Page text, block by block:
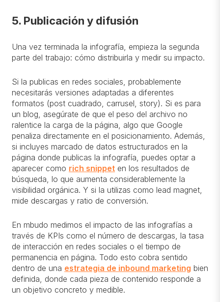
5. Publicación y difusión
Una vez terminada la infografía, empieza la segunda
parte del trabajo: cómo distribuirla y medir su impacto.
Si la publicas en redes sociales, probablemente
necesitarás versiones adaptadas a diferentes
formatos (post cuadrado, carrusel, story). Si es para
un blog, asegúrate de que el peso del archivo no
ralentice la carga de la página, algo que Google
penaliza directamente en el posicionamiento. Además,
si incluyes marcado de datos estructurados en la
página donde publicas la infografía, puedes optar a
aparecer como rich snippet en los resultados de
búsqueda, lo que aumenta considerablemente la
visibilidad orgánica. Y si la utilizas como lead magnet,
mide descargas y ratio de conversión.
En mbudo medimos el impacto de las infografías a
través de KPIs como el número de descargas, la tasa
de interacción en redes sociales o el tiempo de
permanencia en página. Todo esto cobra sentido
dentro de una estrategia de inbound marketing bien
definida, donde cada pieza de contenido responde a
un objetivo concreto y medible.